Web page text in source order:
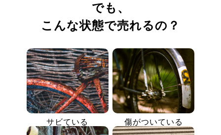
でも、
こんな状態で売れるの？
サビている 傷がついている